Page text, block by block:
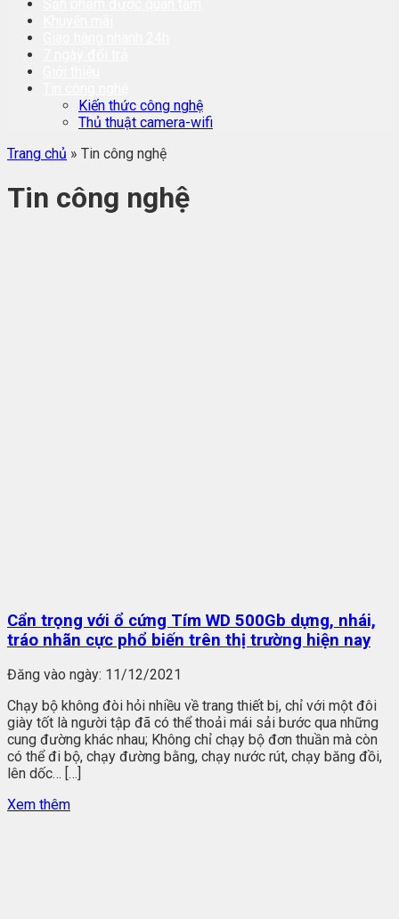
Kiến thức công nghệ
Thủ thuật camera-wifi
Trang chủ » Tin công nghệ
Tin công nghệ
Cẩn trọng với ổ cứng Tím WD 500Gb dựng, nhái,
tráo nhãn cực phổ biến trên thị trường hiện nay
Đăng vào ngày: 11/12/2021
Chạy bộ không đòi hỏi nhiều về trang thiết bị, chỉ với một đôi
giày tốt là người tập đã có thể thoải mái sải bước qua những
cung đường khác nhau; Không chỉ chạy bộ đơn thuần mà còn
có thể đi bộ, chạy đường bằng, chạy nước rút, chạy băng đồi,
lên dốc… […]
Xem thêm